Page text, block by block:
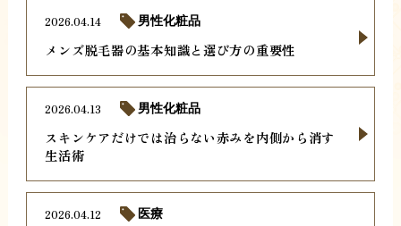
メンズ脱毛器の基本知識と選び方の重要性
2026.04.14 男性化粧品
スキンケアだけでは治らない赤みを内側から消す
生活術
2026.04.13 男性化粧品
2026.04.12 医療